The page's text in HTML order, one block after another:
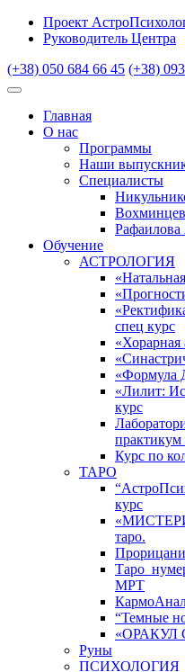
Проект
Руководитель Центра
(+38) 050 684 66 45 (+38)
Главная
О нас
Программы
Наши
Специалисты
Рафаилова
Обучение
АСТРОЛОГИЯ
спец курс
«Хорарная
«Формула
«Лилит:
курс
практикум
Курс по
ТАРО
курс
таро.
МРТ
“Темные
«ОРАКУЛ
Руны
ПСИХОЛОГИЯ